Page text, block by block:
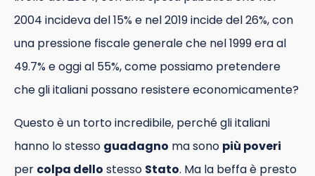
2004 incideva del 15% e nel 2019 incide del 26%, con
una pressione fiscale generale che nel 1999 era al
49.7% e oggi al 55%, come possiamo pretendere
che gli italiani possano resistere economicamente?
Questo è un torto incredibile, perché gli italiani
hanno lo stesso guadagno ma sono più poveri
per colpa dello stesso Stato. Ma la beffa è presto